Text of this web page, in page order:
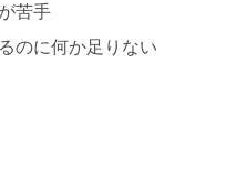
苦手
のに何か足りない